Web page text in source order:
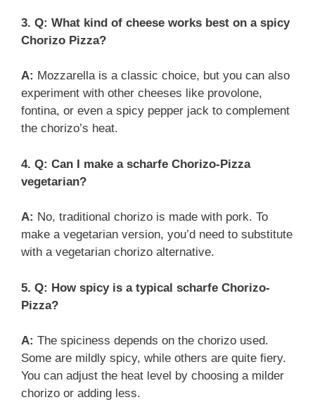
3. Q: What kind of cheese works best on a spicy
Chorizo Pizza?
A: Mozzarella is a classic choice, but you can also
experiment with other cheeses like provolone,
fontina, or even a spicy pepper jack to complement
the chorizo’s heat.
4. Q: Can I make a scharfe Chorizo-Pizza
vegetarian?
A: No, traditional chorizo is made with pork. To
make a vegetarian version, you’d need to substitute
with a vegetarian chorizo alternative.
5. Q: How spicy is a typical scharfe Chorizo-
Pizza?
A: The spiciness depends on the chorizo used.
Some are mildly spicy, while others are quite fiery.
You can adjust the heat level by choosing a milder
chorizo or adding less.